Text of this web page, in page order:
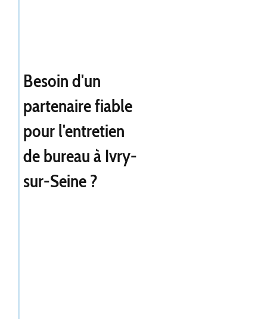
Besoin d'un
partenaire fiable
pour l'entretien
de bureau à Ivry-
sur-Seine ?